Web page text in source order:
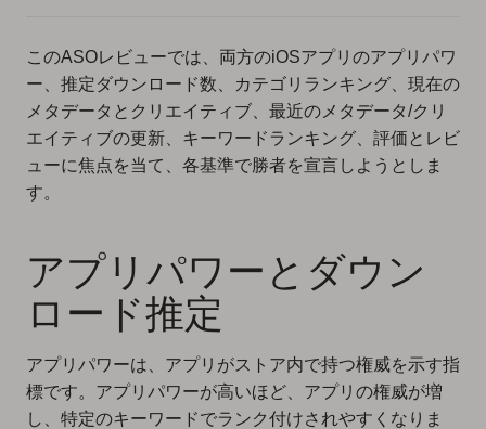
このASOレビューでは、両方のiOSアプリのアプリパワ
ー、推定ダウンロード数、カテゴリランキング、現在の
メタデータとクリエイティブ、最近のメタデータ/クリ
エイティブの更新、キーワードランキング、評価とレビ
ューに焦点を当て、各基準で勝者を宣言しようとしま
す。
アプリパワーとダウン
ロード推定
アプリパワーは、アプリがストア内で持つ権威を示す指
標です。アプリパワーが高いほど、アプリの権威が増
し、特定のキーワードでランク付けされやすくなりま